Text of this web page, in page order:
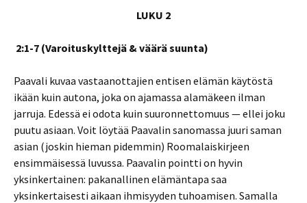
LUKU 2
2:1-7 (Varoituskylttejä & väärä suunta)
Paavali kuvaa vastaanottajien entisen elämän käytöstä
ikään kuin autona, joka on ajamassa alamäkeen ilman
jarruja. Edessä ei odota kuin suuronnettomuus — ellei joku
puutu asiaan. Voit löytää Paavalin sanomassa juuri saman
asian (joskin hieman pidemmin) Roomalaiskirjeen
ensimmäisessä luvussa. Paavalin pointti on hyvin
yksinkertainen: pakanallinen elämäntapa saa
yksinkertaisesti aikaan ihmisyyden tuhoamisen. Samalla